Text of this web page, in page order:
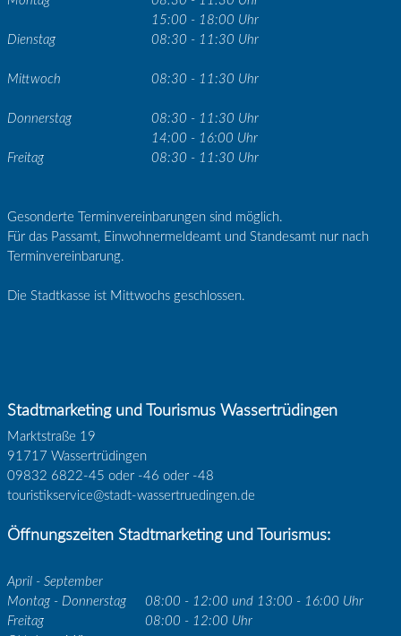
15:00 - 18:00 Uhr
Dienstag
08:30 - 11:30 Uhr
Mittwoch 08:30 - 11:30 Uhr
Donnerstag
08:30 - 11:30 Uhr
14:00 - 16:00 Uhr
Freitag
08:30 - 11:30 Uhr
Gesonderte Terminvereinbarungen sind möglich.
Für das Passamt, Einwohnermeldeamt und Standesamt nur nach
Terminvereinbarung.
Die Stadtkasse ist Mittwochs geschlossen.
Stadtmarketing und Tourismus Wassertrüdingen
Marktstraße 19
91717 Wassertrüdingen
09832 6822-45 oder -46 oder -48
touristikservice@stadt-wassertruedingen.de
Öffnungszeiten Stadtmarketing und Tourismus:
April - September
Montag - Donnerstag
08:00 - 12:00 und 13:00 - 16:00 Uhr
Freitag
08:00 - 12:00 Uhr